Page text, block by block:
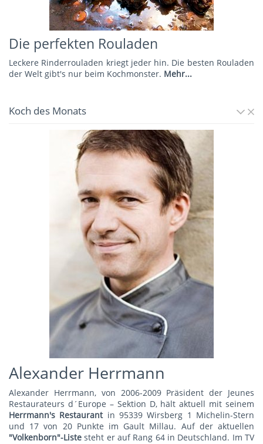
Die perfekten Rouladen
Leckere Rinderrouladen kriegt jeder hin. Die besten Rouladen
der Welt gibt's nur beim Kochmonster. Mehr...
Koch des Monats
Alexander Herrmann
Alexander Herrmann, von 2006-2009 Präsident der Jeunes
Restaurateurs d´Europe – Sektion D, hält aktuell mit seinem
Herrmann's Restaurant in 95339 Wirsberg 1 Michelin-Stern
und 17 von 20 Punkte im Gault Millau. Auf der aktuellen
"Volkenborn"-Liste steht er auf Rang 64 in Deutschland. Im TV